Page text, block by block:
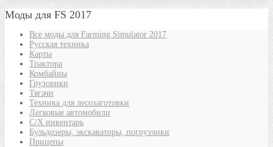
Моды для FS 2017
Все моды для Farming Simulator 2017
Русская техника
Карты
Трактора
Комбайны
Грузовики
Тягачи
Техника для лесозаготовки
Легковые автомобили
С/Х инвентарь
Бульдозеры, экскаваторы, погрузчики
Прицепы